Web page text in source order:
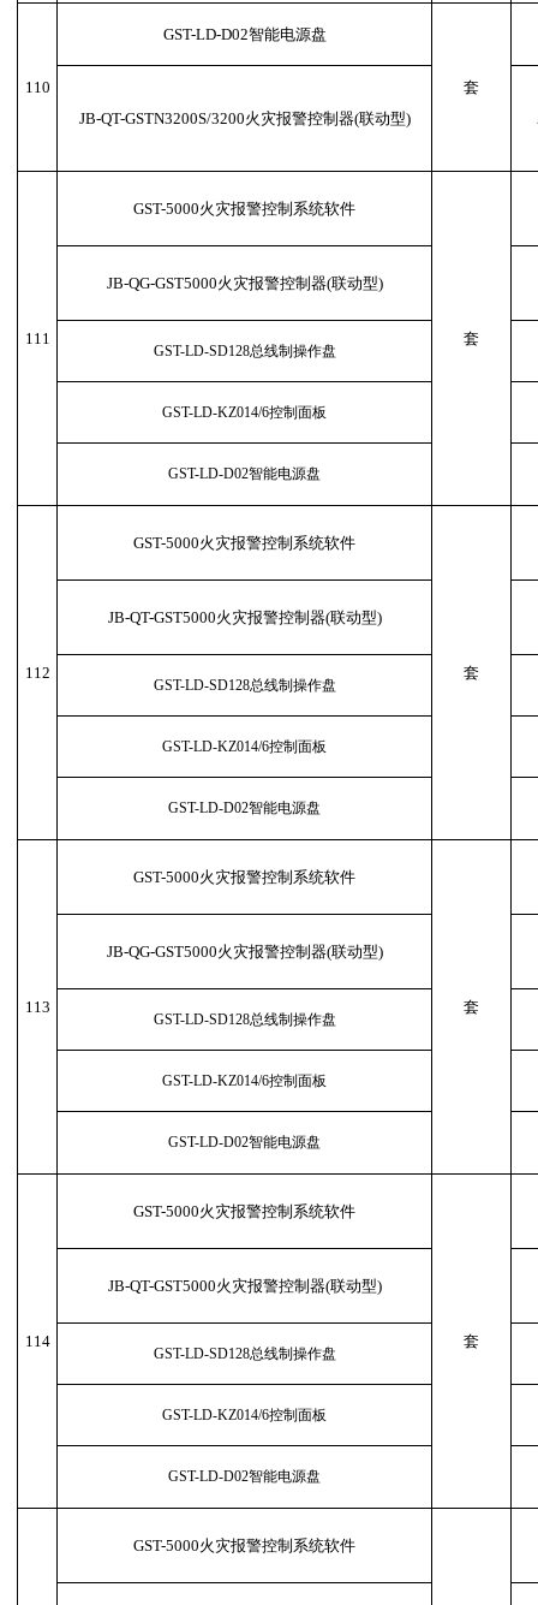
110
GST-LD-D02智能电源盘
套
JB-QT-GSTN3200S/3200火灾报警控制器(联动型)
111
GST-5000火灾报警控制系统软件
套
JB-QG-GST5000火灾报警控制器(联动型)
GST-LD-SD128总线制操作盘
GST-LD-KZ014/6控制面板
GST-LD-D02智能电源盘
112
GST-5000火灾报警控制系统软件
套
JB-QT-GST5000火灾报警控制器(联动型)
GST-LD-SD128总线制操作盘
GST-LD-KZ014/6控制面板
GST-LD-D02智能电源盘
113
GST-5000火灾报警控制系统软件
套
JB-QG-GST5000火灾报警控制器(联动型)
GST-LD-SD128总线制操作盘
GST-LD-KZ014/6控制面板
GST-LD-D02智能电源盘
114
GST-5000火灾报警控制系统软件
套
JB-QT-GST5000火灾报警控制器(联动型)
GST-LD-SD128总线制操作盘
GST-LD-KZ014/6控制面板
GST-LD-D02智能电源盘
GST-5000火灾报警控制系统软件